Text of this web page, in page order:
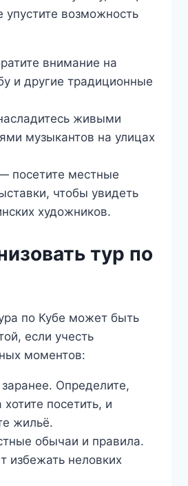
упустите возможность
внимание на
и другие традиционные
живыми
музыкантов на улицах
посетите местные
чтобы увидеть
художников.
тур по
по Кубе может быть
если учесть
моментов:
Определите,
посетить, и
жильё.
обычаи и правила.
избежать неловких